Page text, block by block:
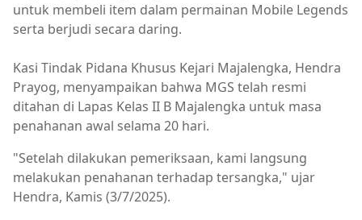
untuk membeli item dalam permainan Mobile Legends
serta berjudi secara daring.
Kasi Tindak Pidana Khusus Kejari Majalengka, Hendra
Prayog, menyampaikan bahwa MGS telah resmi
ditahan di Lapas Kelas II B Majalengka untuk masa
penahanan awal selama 20 hari.
"Setelah dilakukan pemeriksaan, kami langsung
melakukan penahanan terhadap tersangka," ujar
Hendra, Kamis (3/7/2025).